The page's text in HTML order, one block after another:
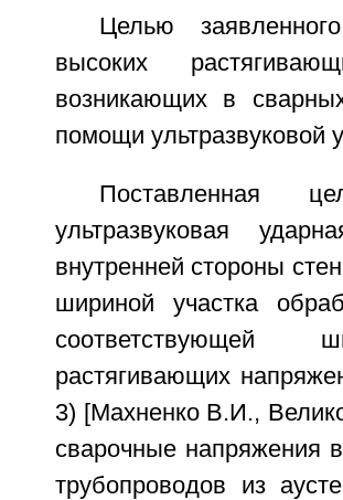
Целью
высоких
возникающих в
помощи ультразвуковой
Поставленная
ультразвуковая
внутренней стороны
шириной участка
соответствующей
растягивающих
3) [Махненко В.И.,
сварочные напряжения
трубопроводов из